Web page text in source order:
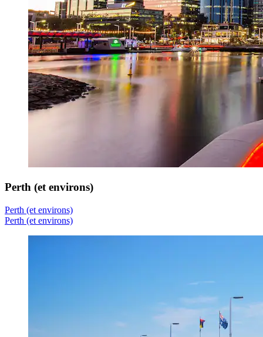
Perth (et environs)
Perth (et environs)
Perth (et environs)